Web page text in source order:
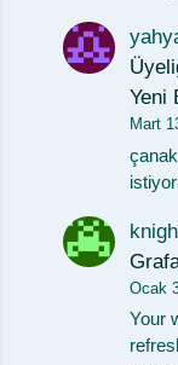
Yeni
Mart
Ocak
Your